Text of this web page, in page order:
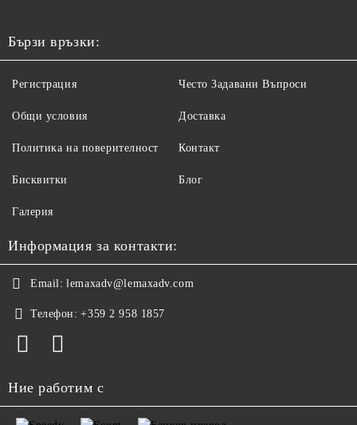
Бързи връзки:
Регистрация
Общи условия
Политика на поверителност
Бисквитки
Често Задавани Въпроси
Доставка
Контакт
Блог
Галерия
Информация за контакти:
Email: lemaxadv@lemaxadv.com
Телефон: +359 2 958 1857
Ние работим с